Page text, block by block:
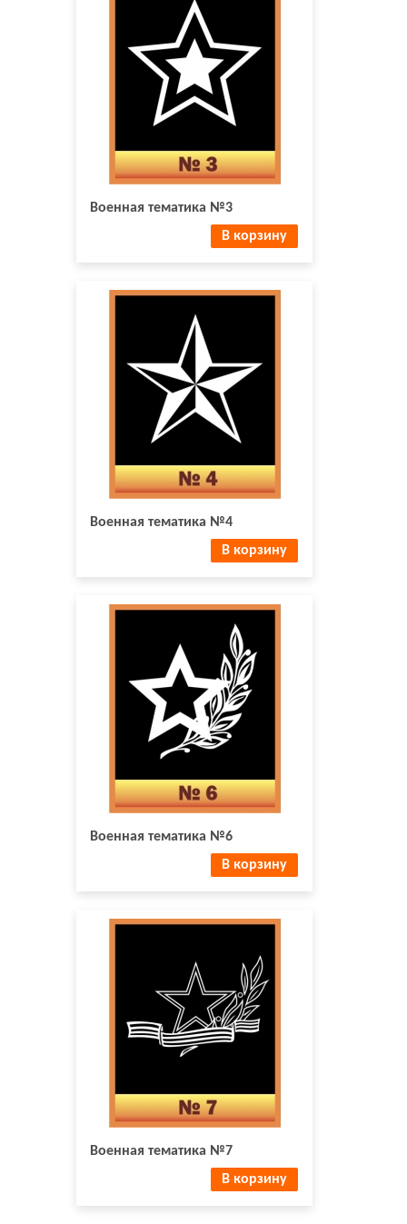
Военная тематика №3
В корзину
Военная тематика №4
В корзину
Военная тематика №6
В корзину
Военная тематика №7
В корзину